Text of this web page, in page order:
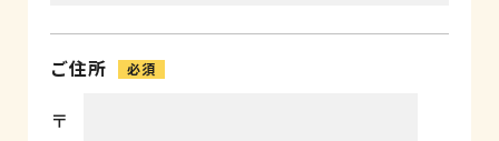
ご住所 必須
〒